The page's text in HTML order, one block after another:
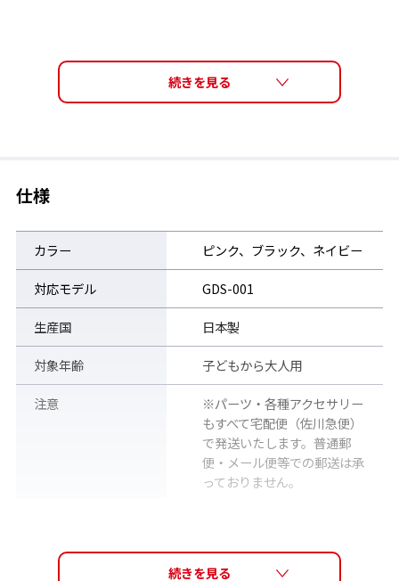
仕様
カラー ピンク、ブラック、ネイビー
対応モデル GDS-001
生産国 日本製
対象年齢 子どもから大人用
注意
※パーツ・各種アクセサリー
もすべて宅配便（佐川急便）
で発送いたします。普通郵
便・メール便等での郵送は承
っておりません。